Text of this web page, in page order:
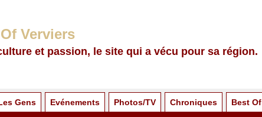
Verviers
et passion, le site qui a vécu pour sa région.
Gens Evénements Photos/TV Chroniques Best Of